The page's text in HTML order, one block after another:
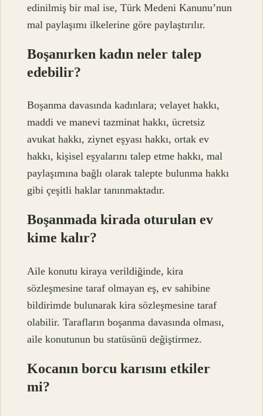
edinilmiş bir mal ise, Türk Medeni Kanunu’nun
mal paylaşımı ilkelerine göre paylaştırılır.
Boşanırken kadın neler talep
edebilir?
Boşanma davasında kadınlara; velayet hakkı,
maddi ve manevi tazminat hakkı, ücretsiz
avukat hakkı, ziynet eşyası hakkı, ortak ev
hakkı, kişisel eşyalarını talep etme hakkı, mal
paylaşımına bağlı olarak talepte bulunma hakkı
gibi çeşitli haklar tanınmaktadır.
Boşanmada kirada oturulan ev
kime kalır?
Aile konutu kiraya verildiğinde, kira
sözleşmesine taraf olmayan eş, ev sahibine
bildirimde bulunarak kira sözleşmesine taraf
olabilir. Tarafların boşanma davasında olması,
aile konutunun bu statüsünü değiştirmez.
Kocanın borcu karısını etkiler
mi?